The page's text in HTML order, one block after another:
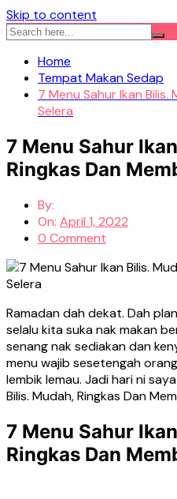
Skip to content
Home
Tempat Makan Sedap
7 Menu Sahur Ikan Bilis.
Selera
7 Menu Sahur
Ringkas Dan
By:
On: April 1, 2022
0 Comment
Ramadan dah dekat. Dah
selalu kita suka nak makan
senang nak sediakan dan
menu wajib sesetengah
lembik lemau. Jadi hari ni
Bilis. Mudah, Ringkas Dan
7 Menu Sahur
Ringkas Dan